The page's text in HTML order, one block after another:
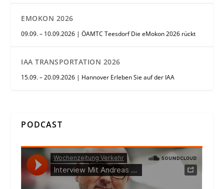
EMOKON 2026
09.09. – 10.09.2026 | ÖAMTC Teesdorf Die eMokon 2026 rückt
IAA TRANSPORTATION 2026
15.09. – 20.09.2026 | Hannover Erleben Sie auf der IAA
PODCAST